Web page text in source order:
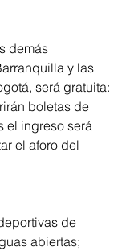
demás
y las
será gratuita:
boletas de
el ingreso será
el aforo del
de
abiertas;